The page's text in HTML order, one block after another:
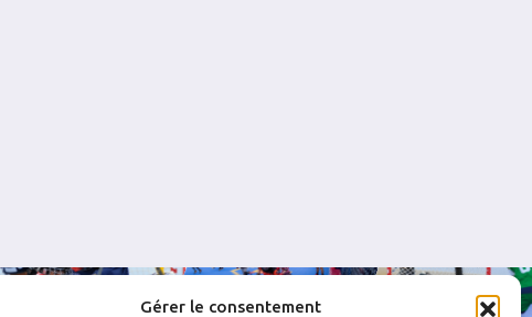
Gérer le consentement